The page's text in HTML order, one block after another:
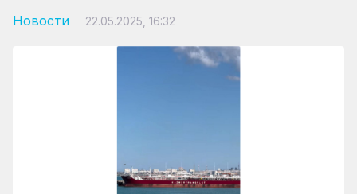
Новости 22.05.2025, 16:32